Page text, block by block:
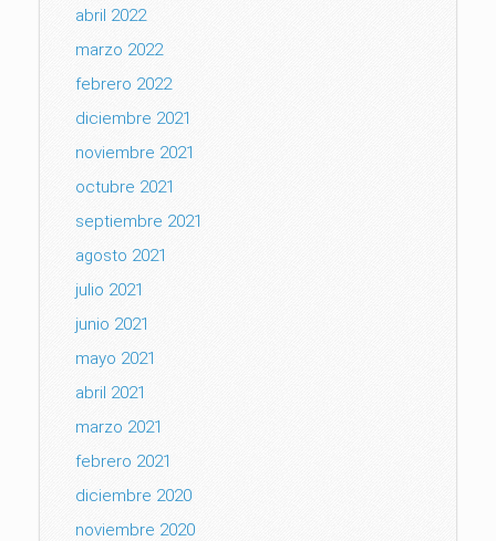
abril 2022
marzo 2022
febrero 2022
diciembre 2021
noviembre 2021
octubre 2021
septiembre 2021
agosto 2021
julio 2021
junio 2021
mayo 2021
abril 2021
marzo 2021
febrero 2021
diciembre 2020
noviembre 2020